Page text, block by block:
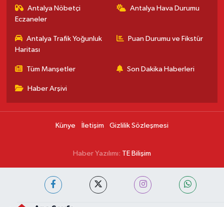
Antalya Nöbetçi
Eczaneler
Antalya Hava Durumu
Antalya Trafik Yoğunluk
Haritası
Puan Durumu ve Fikstür
Tüm Manşetler Son Dakika Haberleri
Haber Arşivi
Künye İletişim Gizlilik Sözleşmesi
Haber Yazılımı: TE Bilişim